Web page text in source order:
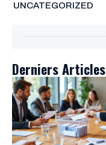
UNCATEGORIZED
Derniers Articles